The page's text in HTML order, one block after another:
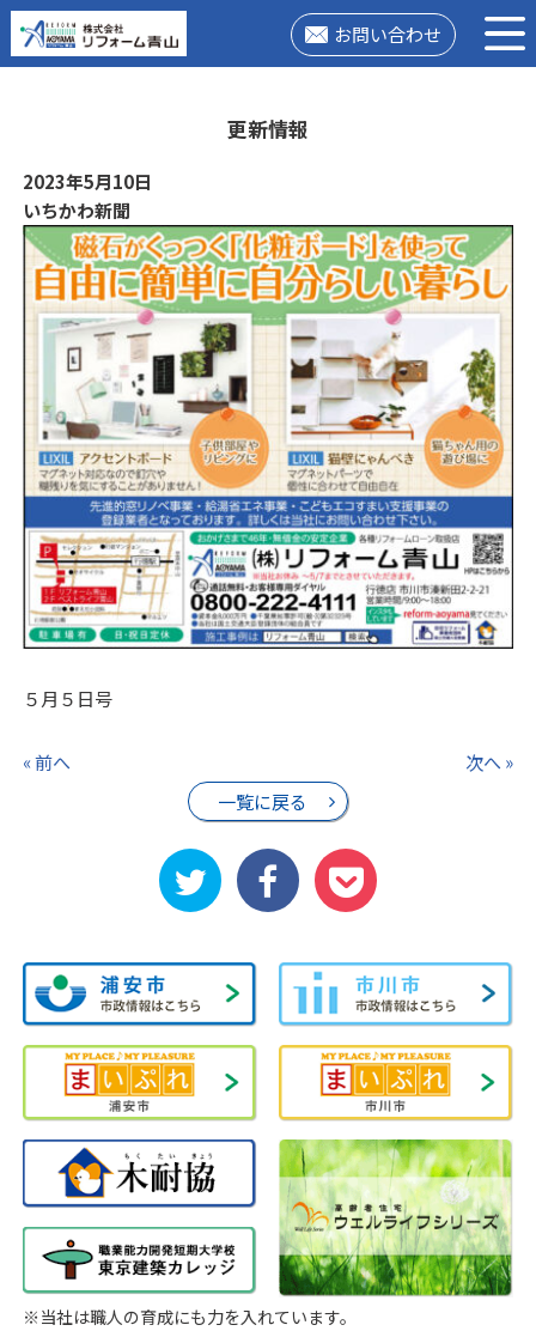
お問い合わせ
更新情報
2023年5月10日
いちかわ新聞
５月５日号
« 前へ
一覧に戻る
次へ »
※当社は職人の育成にも力を入れています。